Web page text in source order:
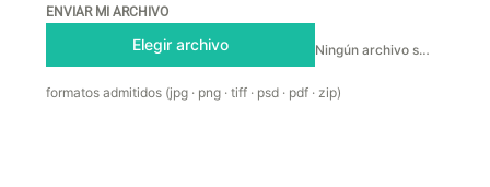
ENVIAR MI ARCHIVO
Elegir archivo Ningún archivo seleccionado
formatos admitidos (jpg · png · tiff · psd · pdf · zip)